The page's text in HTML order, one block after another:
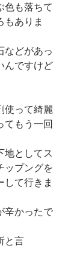
色も落ちて
もありま
などがあっ
んですけど
使って綺麗
てもう一回
地としてス
ップングを
して行きま
辛かったで
と言